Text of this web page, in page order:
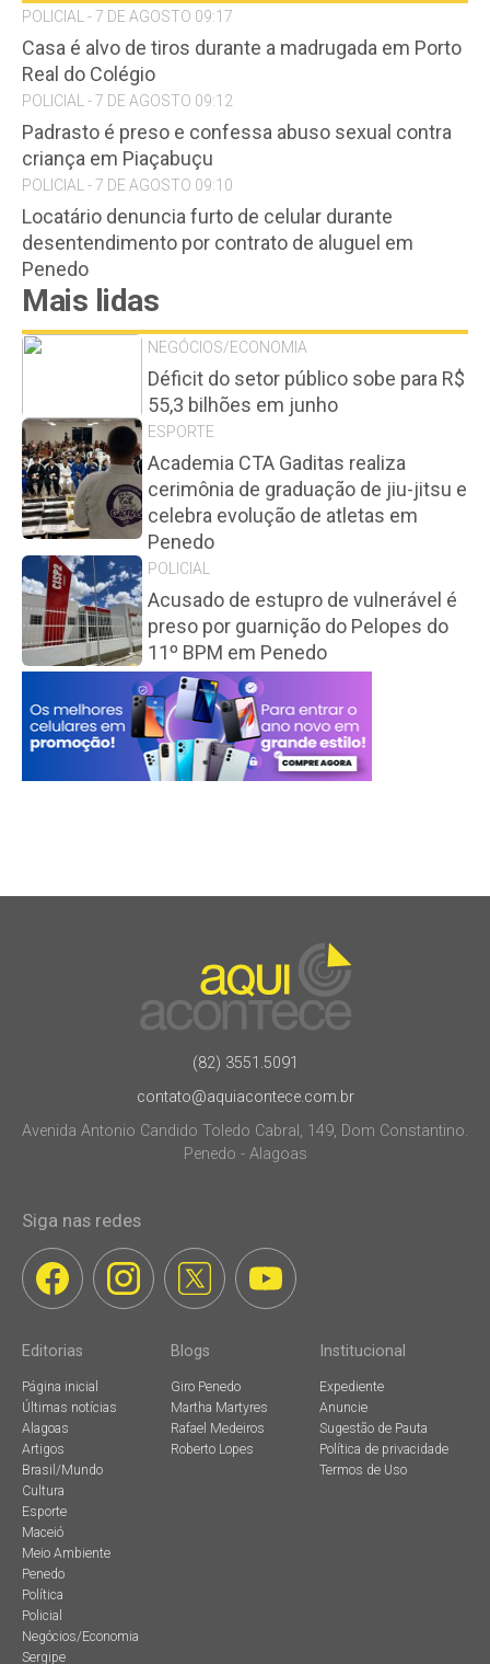
POLICIAL - 7 DE AGOSTO 09:17
Casa é alvo de tiros durante a madrugada em Porto
Real do Colégio
POLICIAL - 7 DE AGOSTO 09:12
Padrasto é preso e confessa abuso sexual contra
criança em Piaçabuçu
POLICIAL - 7 DE AGOSTO 09:10
Locatário denuncia furto de celular durante
desentendimento por contrato de aluguel em
Penedo
Mais lidas
NEGÓCIOS/ECONOMIA
Déficit do setor público sobe para R$
55,3 bilhões em junho
ESPORTE
Academia CTA Gaditas realiza
cerimônia de graduação de jiu-jitsu e
celebra evolução de atletas em
Penedo
POLICIAL
Acusado de estupro de vulnerável é
preso por guarnição do Pelopes do
11º BPM em Penedo
(82) 3551.5091
contato@aquiacontece.com.br
Avenida Antonio Candido Toledo Cabral, 149, Dom Constantino.
Penedo - Alagoas
Siga nas redes
Editorias
Página inicial
Últimas notícias
Alagoas
Artigos
Brasil/Mundo
Cultura
Esporte
Maceió
Meio Ambiente
Penedo
Política
Policial
Negócios/Economia
Sergipe
Blogs
Giro Penedo
Martha Martyres
Rafael Medeiros
Roberto Lopes
Institucional
Expediente
Anuncie
Sugestão de Pauta
Política de privacidade
Termos de Uso